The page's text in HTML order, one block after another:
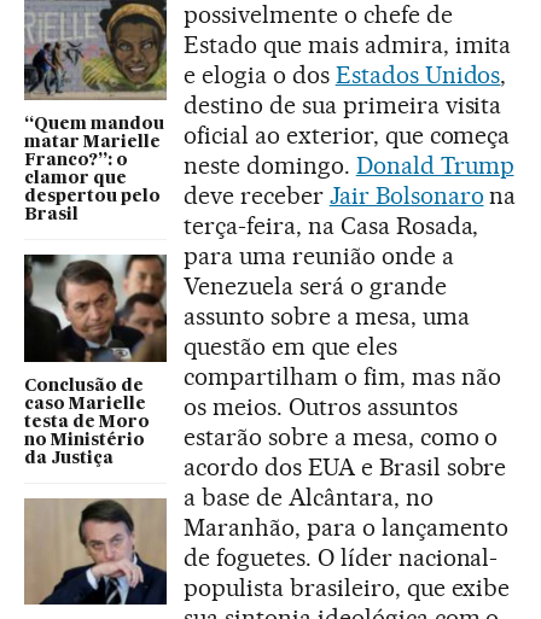
“Quem mandou
matar Marielle
Franco?”: o
clamor que
despertou pelo
Brasil
Conclusão de
caso Marielle
testa de Moro
no Ministério
da Justiça
possivelmente o chefe de
Estado que mais admira, imita
e elogia o dos Estados Unidos,
destino de sua primeira visita
oficial ao exterior, que começa
neste domingo. Donald Trump
deve receber Jair Bolsonaro na
terça-feira, na Casa Rosada,
para uma reunião onde a
Venezuela será o grande
assunto sobre a mesa, uma
questão em que eles
compartilham o fim, mas não
os meios. Outros assuntos
estarão sobre a mesa, como o
acordo dos EUA e Brasil sobre
a base de Alcântara, no
Maranhão, para o lançamento
de foguetes. O líder nacional-
populista brasileiro, que exibe